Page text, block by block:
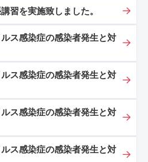
習を実施致しました。
ス感染症の感染者発生と対
ス感染症の感染者発生と対
ス感染症の感染者発生と対
ス感染症の感染者発生と対